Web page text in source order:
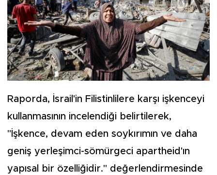
Raporda, İsrail'in Filistinlilere karşı işkenceyi
kullanmasının incelendiği belirtilerek,
"İşkence, devam eden soykırımın ve daha
geniş yerleşimci-sömürgeci apartheid'ın
yapısal bir özelliğidir." değerlendirmesinde